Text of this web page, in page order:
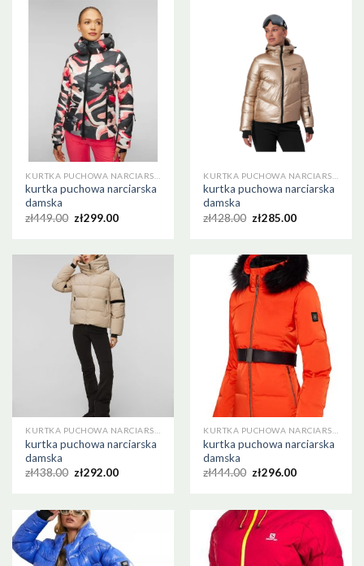
kurtka puchowa narciarska
damska
zł449.00 zł299.00
kurtka puchowa narciarska
damska
zł428.00 zł285.00
kurtka puchowa narciarska
damska
zł438.00 zł292.00
kurtka puchowa narciarska
damska
zł444.00 zł296.00